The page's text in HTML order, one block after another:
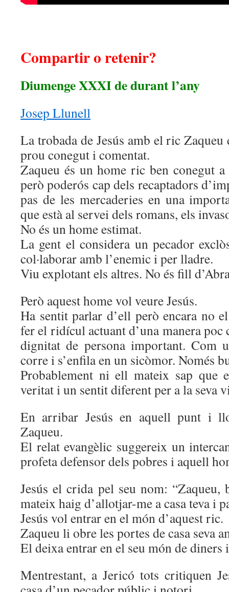
Compartir o retenir?
Diumenge XXXI de durant l’any
Josep Llunell
La trobada de Jesús amb el ric
prou conegut i comentat.
Zaqueu és un home ric ben conegut a
però poderós cap dels recaptadors
pas de les mercaderies en una
que està al servei dels romans, els
No és un home estimat.
La gent el considera un pecador
col·laborar amb l’enemic i per lladre.
Viu explotant els altres. No és fill
Però aquest home vol veure Jesús.
Ha sentit parlar d’ell però encara no
fer el ridícul actuant d’una manera poc
dignitat de persona important. Com
corre i s’enfila en un sicòmor. Només
Probablement ni ell mateix sap que
veritat i un sentit diferent per a la seva
En arribar Jesús en aquell punt i
Zaqueu.
El relat evangèlic suggereix un
profeta defensor dels pobres i aquell
Jesús el crida pel seu nom: “Zaqueu,
mateix haig d’allotjar-me a casa teva i
Jesús vol entrar en el món d’aquest ric.
Zaqueu li obre les portes de casa seva
El deixa entrar en el seu món de diners
Mentrestant, a Jericó tots critiquen